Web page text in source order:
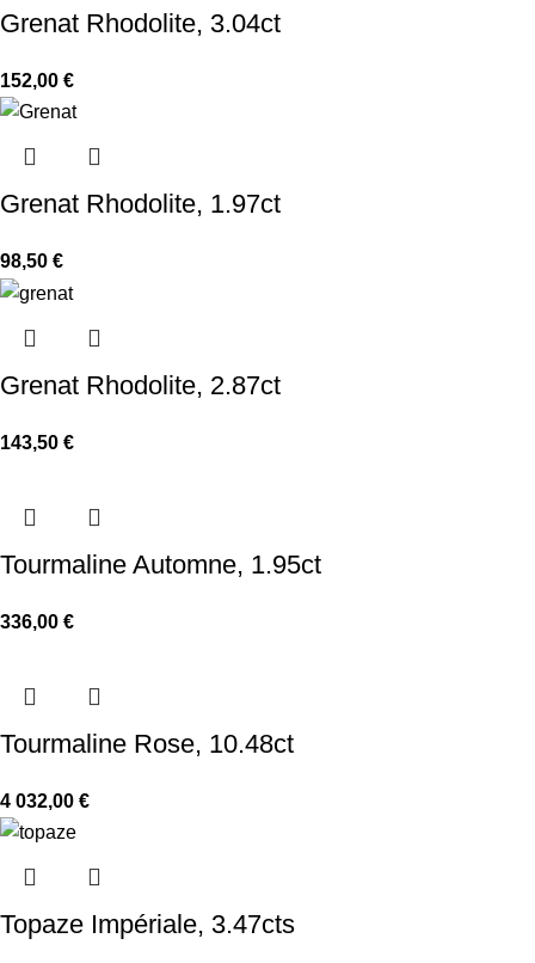
Grenat Rhodolite, 3.04ct
152,00 €
Grenat Rhodolite, 1.97ct
98,50 €
Grenat Rhodolite, 2.87ct
143,50 €
Tourmaline Automne, 1.95ct
336,00 €
Tourmaline Rose, 10.48ct
4 032,00 €
Topaze Impériale, 3.47cts